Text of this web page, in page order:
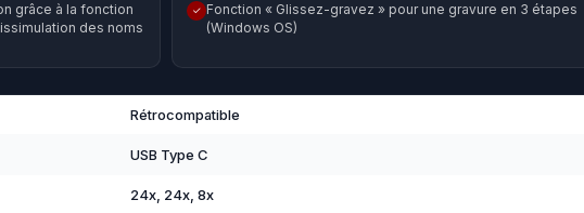
grâce à la fonction
des noms
✓ Fonction « Glissez-gravez » pour une gravure en 3 étapes
(Windows OS)
Rétrocompatible
USB Type C
24x, 24x, 8x